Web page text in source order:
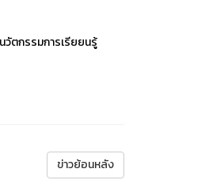
วัตกรรมการเรียยนรู้
ข่าวย้อนหลัง